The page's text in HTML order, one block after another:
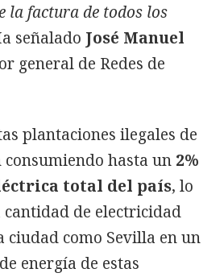
la factura de todos los
señalado José Manuel
general de Redes de
plantaciones ilegales de
hasta un 2%
total del país, lo
cantidad de electricidad
ciudad como Sevilla en un
energía de estas